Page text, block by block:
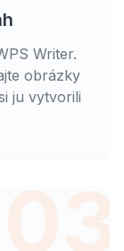
Writer.
obrázky
ju vytvorili